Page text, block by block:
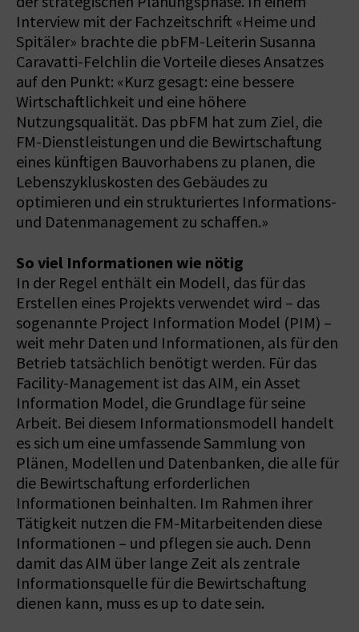
Interview mit der Fachzeitschrift «Heime und
Spitäler» brachte die pbFM-Leiterin Susanna
Caravatti-Felchlin die Vorteile dieses Ansatzes
auf den Punkt: «Kurz gesagt: eine bessere
Wirtschaftlichkeit und eine höhere
Nutzungsqualität. Das pbFM hat zum Ziel, die
FM-Dienstleistungen und die Bewirtschaftung
eines künftigen Bauvorhabens zu planen, die
Lebenszykluskosten des Gebäudes zu
optimieren und ein strukturiertes Informations-
und Datenmanagement zu schaffen.»
So viel Informationen wie nötig
In der Regel enthält ein Modell, das für das
Erstellen eines Projekts verwendet wird – das
sogenannte Project Information Model (PIM) –
weit mehr Daten und Informationen, als für den
Betrieb tatsächlich benötigt werden. Für das
Facility-Management ist das AIM, ein Asset
Information Model, die Grundlage für seine
Arbeit. Bei diesem Informationsmodell handelt
es sich um eine umfassende Sammlung von
Plänen, Modellen und Datenbanken, die alle für
die Bewirtschaftung erforderlichen
Informationen beinhalten. Im Rahmen ihrer
Tätigkeit nutzen die FM-Mitarbeitenden diese
Informationen – und pflegen sie auch. Denn
damit das AIM über lange Zeit als zentrale
Informationsquelle für die Bewirtschaftung
dienen kann, muss es up to date sein.